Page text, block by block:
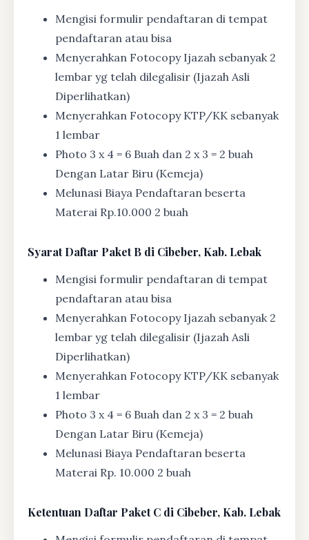
Mengisi formulir pendaftaran di tempat
pendaftaran atau bisa
Menyerahkan Fotocopy Ijazah sebanyak 2
lembar yg telah dilegalisir (Ijazah Asli
Diperlihatkan)
Menyerahkan Fotocopy KTP/KK sebanyak
1 lembar
Photo 3 x 4 = 6 Buah dan 2 x 3 = 2 buah
Dengan Latar Biru (Kemeja)
Melunasi Biaya Pendaftaran beserta
Materai Rp.10.000 2 buah
SyaratDaftar Paket B di Cibeber, Kab. Lebak
Mengisi formulir pendaftaran di tempat
pendaftaran atau bisa
Menyerahkan Fotocopy Ijazah sebanyak 2
lembar yg telah dilegalisir (Ijazah Asli
Diperlihatkan)
Menyerahkan Fotocopy KTP/KK sebanyak
1 lembar
Photo 3 x 4 = 6 Buah dan 2 x 3 = 2 buah
Dengan Latar Biru (Kemeja)
Melunasi Biaya Pendaftaran beserta
Materai Rp. 10.000 2 buah
Ketentuan Daftar Paket C di Cibeber, Kab. Lebak